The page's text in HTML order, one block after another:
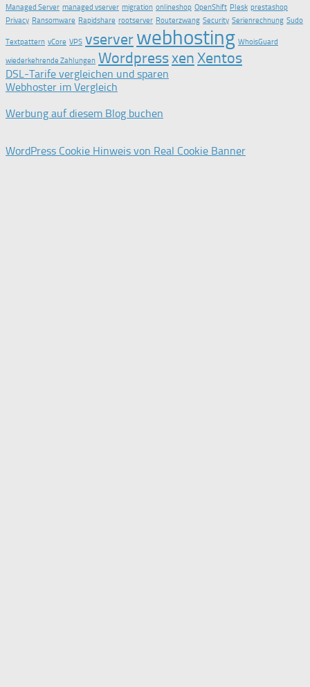
Managed Server managed vserver migration onlineshop OpenShift Plesk prestashop
Privacy Ransomware Rapidshare rootserver Routerzwang Security Serienrechnung Sudo
Textpattern vCore VPS vserverwebhosting WhoisGuard
wiederkehrende Zahlungen WordpressxenXentos
DSL-Tarife vergleichen und sparen
Webhoster im Vergleich
Werbung auf diesem Blog buchen
WordPress Cookie Hinweis von Real Cookie Banner